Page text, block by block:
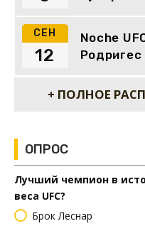
СЕН
Noche
12
+ ПОЛНОЕ
ОПРОС
Лучший чемпион в
веса UFC?
Брок Леснар